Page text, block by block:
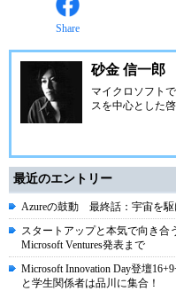
Share
砂金 信一郎
マイクロソフト
スを中心とした
最近のエントリー
Azureの鼓動 最終話：宇宙を
スタートアップと本気で向き合
Microsoft Ventures発表まで
Microsoft Innovation Day登壇
と学生関係者は品川に集合！